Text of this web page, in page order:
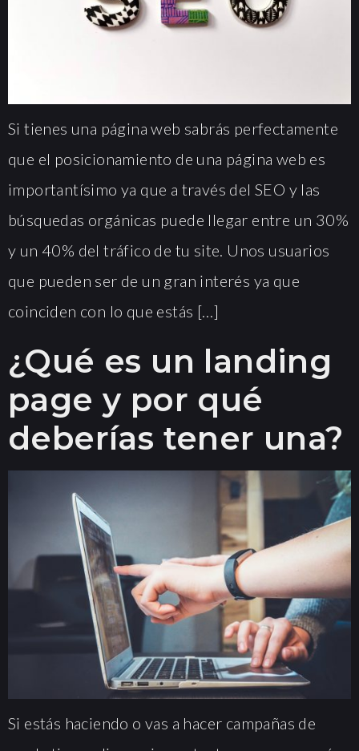
Si tienes una página web sabrás perfectamente
que el posicionamiento de una página web es
importantísimo ya que a través del SEO y las
búsquedas orgánicas puede llegar entre un 30%
y un 40% del tráfico de tu site. Unos usuarios
que pueden ser de un gran interés ya que
coinciden con lo que estás […]
¿Qué es un landing
page y por qué
deberías tener una?
Si estás haciendo o vas a hacer campañas de